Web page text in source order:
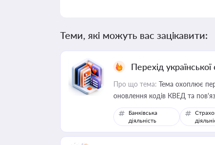
Теми, які можуть вас зацікавити:
Перехід
Про що тема: Тема охоплює
оновлення кодів КВЕД та
Банківська
діяльність